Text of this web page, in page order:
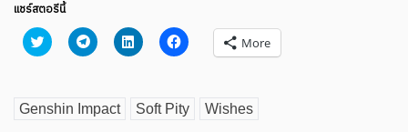
แชร์สตอรีนี้
Click
to
in
Click
to
in
new
Click
to
in
Click
to
in
new
More
Genshin Impact Soft Pity Wishes